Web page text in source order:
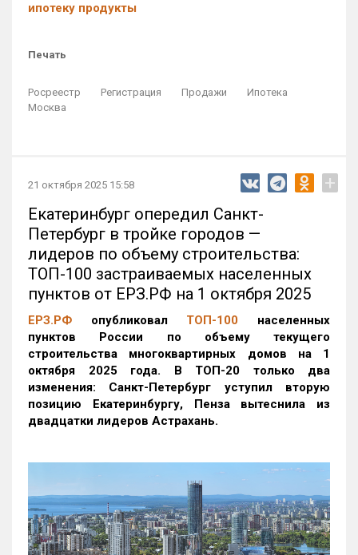
ипотеку продукты
Печать
Росреестр Регистрация Продажи
Ипотека
Москва
21 октября 2025 15:58 +
Екатеринбург опередил Санкт-
Петербург в тройке городов —
лидеров по объему строительства:
ТОП-100 застраиваемых населенных
пунктов от ЕРЗ.РФ на 1 октября 2025
ЕРЗ.РФ опубликовал ТОП-100 населенных
пунктов России по объему текущего
строительства многоквартирных домов на 1
октября 2025 года. В ТОП-20 только два
изменения: Санкт-Петербург уступил вторую
позицию Екатеринбургу, Пенза вытеснила из
двадцатки лидеров Астрахань.